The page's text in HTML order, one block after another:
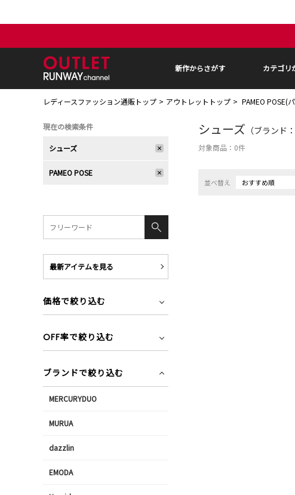
新作からさがす カテゴリ
レディースファッション通販トップ アウトレットトップ PAMEO POSE(
シューズ （ブランド
対象商品： 0件
並べ替え おすすめ順
現在の検索条件
シューズ
PAMEO POSE
最新アイテムを見る
価格で絞り込む
OFF率で絞り込む
ブランドで絞り込む
MERCURYDUO
MURUA
dazzlin
EMODA